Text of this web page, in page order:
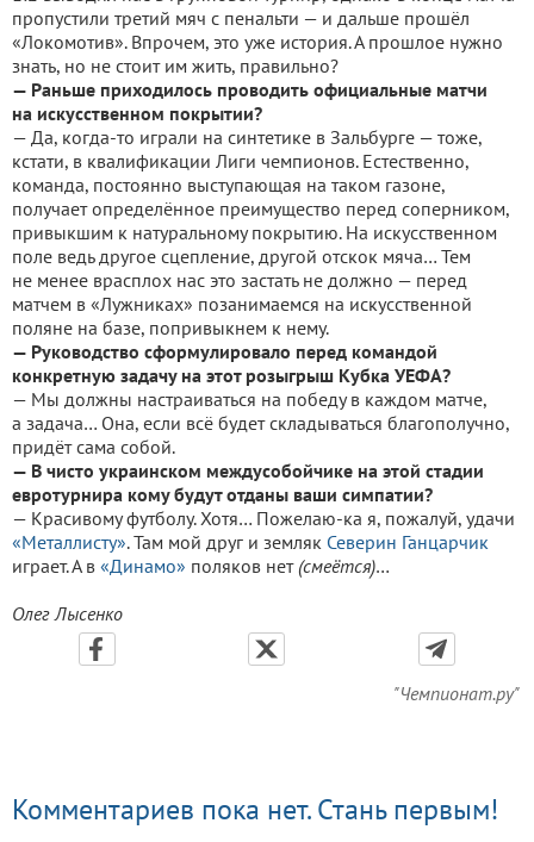
пропустили третий мяч с пенальти — и дальше прошёл
«Локомотив». Впрочем, это уже история. А прошлое нужно
знать, но не стоит им жить, правильно?
— Раньше приходилось проводить официальные матчи
на искусственном покрытии?
— Да, когда-то играли на синтетике в Зальбурге — тоже,
кстати, в квалификации Лиги чемпионов. Естественно,
команда, постоянно выступающая на таком газоне,
получает определённое преимущество перед соперником,
привыкшим к натуральному покрытию. На искусственном
поле ведь другое сцепление, другой отскок мяча… Тем
не менее врасплох нас это застать не должно — перед
матчем в «Лужниках» позанимаемся на искусственной
поляне на базе, попривыкнем к нему.
— Руководство сформулировало перед командой
конкретную задачу на этот розыгрыш Кубка УЕФА?
— Мы должны настраиваться на победу в каждом матче,
а задача… Она, если всё будет складываться благополучно,
придёт сама собой.
— В чисто украинском междусобойчике на этой стадии
евротурнира кому будут отданы ваши симпатии?
— Красивому футболу. Хотя… Пожелаю-ка я, пожалуй, удачи
«Металлисту». Там мой друг и земляк Северин Ганцарчик
играет. А в «Динамо» поляков нет(смеётся)…
Олег Лысенко
"Чемпионат.ру"
Комментариев пока нет. Стань первым!